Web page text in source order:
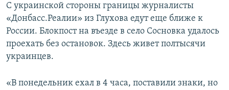
С украинской стороны границы журналисты
«Донбасс.Реалии» из Глухова едут еще ближе к
России. Блокпост на въезде в село Сосновка удалось
проехать без остановок. Здесь живет полтысячи
украинцев.
«В понедельник ехал в 4 часа, поставили знаки, но